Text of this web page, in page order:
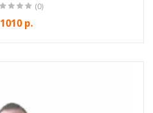
(0)
1010 р.